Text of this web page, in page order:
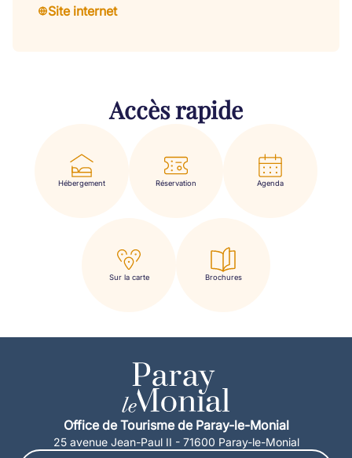
Site internet
Accès rapide
Hébergement Réservation Agenda
Sur la carte Brochures
Office de Tourisme de Paray-le-Monial
25 avenue Jean-Paul II - 71600 Paray-le-Monial